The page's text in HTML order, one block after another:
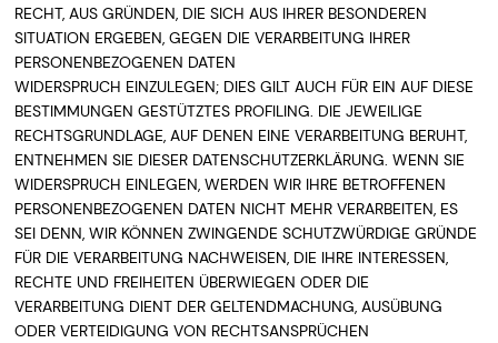
RECHT, AUS GRÜNDEN, DIE SICH AUS IHRER BESONDEREN
SITUATION ERGEBEN, GEGEN DIE VERARBEITUNG IHRER
PERSONENBEZOGENEN DATEN
WIDERSPRUCH EINZULEGEN; DIES GILT AUCH FÜR EIN AUF DIESE
BESTIMMUNGEN GESTÜTZTES PROFILING. DIE JEWEILIGE
RECHTSGRUNDLAGE, AUF DENEN EINE VERARBEITUNG BERUHT,
ENTNEHMEN SIE DIESER DATENSCHUTZERKLÄRUNG. WENN SIE
WIDERSPRUCH EINLEGEN, WERDEN WIR IHRE BETROFFENEN
PERSONENBEZOGENEN DATEN NICHT MEHR VERARBEITEN, ES
SEI DENN, WIR KÖNNEN ZWINGENDE SCHUTZWÜRDIGE GRÜNDE
FÜR DIE VERARBEITUNG NACHWEISEN, DIE IHRE INTERESSEN,
RECHTE UND FREIHEITEN ÜBERWIEGEN ODER DIE
VERARBEITUNG DIENT DER GELTENDMACHUNG, AUSÜBUNG
ODER VERTEIDIGUNG VON RECHTSANSPRÜCHEN